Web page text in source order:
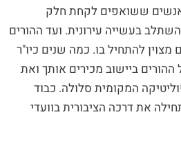
ששואפים לקחת חלק
בעשייה עירונית. ועד ההורים
להתחיל בו. כמה שנים כיו"ר
ההורים ביישוב מכירים אותך ואת
המקומית סלולה. כבוד
את דרכה הציבורית בוועדי